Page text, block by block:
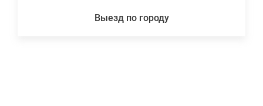
Выезд по городу